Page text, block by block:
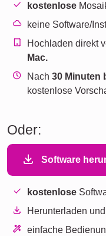
kostenlose
keine Software/
Hochladen direkt
Mac.
Nach30 Minuten
kostenlose
Oder:
Software
kostenlose
Herunterladen
einfache